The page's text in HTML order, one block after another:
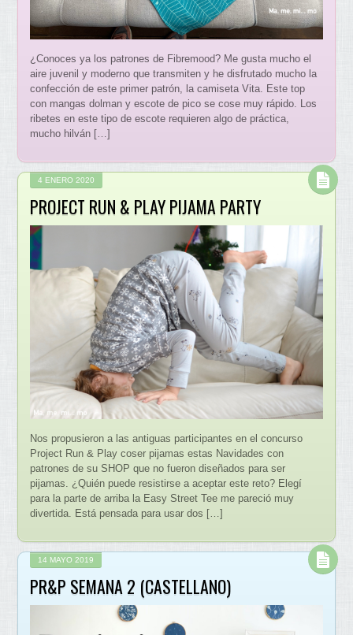
¿Conoces ya los patrones de Fibremood? Me gusta mucho el
aire juvenil y moderno que transmiten y he disfrutado mucho la
confección de este primer patrón, la camiseta Vita. Este top
con mangas dolman y escote de pico se cose muy rápido. Los
ribetes en este tipo de escote requieren algo de práctica,
mucho hilván […]
4 ENERO 2020
PROJECT RUN & PLAY PIJAMA PARTY
Nos propusieron a las antiguas participantes en el concurso
Project Run & Play coser pijamas estas Navidades con
patrones de su SHOP que no fueron diseñados para ser
pijamas. ¿Quién puede resistirse a aceptar este reto? Elegí
para la parte de arriba la Easy Street Tee me pareció muy
divertida. Está pensada para usar dos […]
14 MAYO 2019
PR&P SEMANA 2 (CASTELLANO)